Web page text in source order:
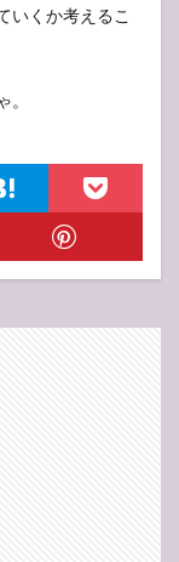
いくか考えるこ